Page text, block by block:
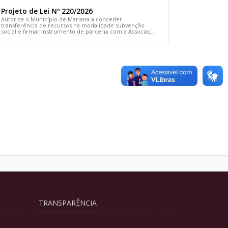
Projeto de Lei Nº 220/2026
Autoriza o Município de Mariana a conceder
transferência de recursos na modalidade subvenção
social e firmar instrumento de parceria com a Associação
TRANSPARÊNCIA